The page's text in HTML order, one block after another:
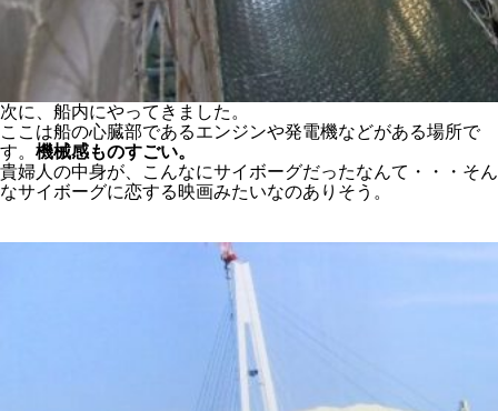
次に、船内にやってきました。
ここは船の心臓部であるエンジンや発電機などがある場所で
す。 機械感ものすごい。
貴婦人の中身が、こんなにサイボーグだったなんて・・・そん
なサイボーグに恋する映画みたいなのありそう。